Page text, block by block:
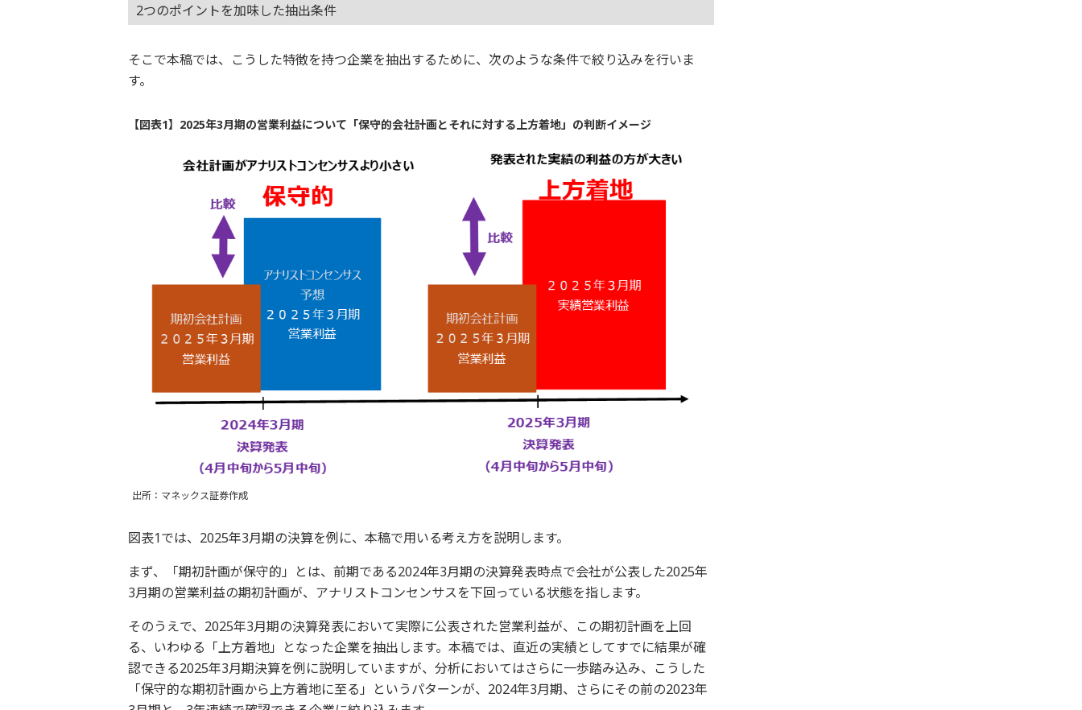
2つのポイントを加味した抽出条件
そこで本稿では、こうした特徴を持つ企業を抽出するために、次のような条件で絞り込みを行いま
す。
【図表1】2025年3月期の営業利益について「保守的会社計画とそれに対する上方着地」の判断イメージ
出所：マネックス証券作成
図表1では、2025年3月期の決算を例に、本稿で用いる考え方を説明します。
まず、「期初計画が保守的」とは、前期である2024年3月期の決算発表時点で会社が公表した2025年
3月期の営業利益の期初計画が、アナリストコンセンサスを下回っている状態を指します。
そのうえで、2025年3月期の決算発表において実際に公表された営業利益が、この期初計画を上回
る、いわゆる「上方着地」となった企業を抽出します。本稿では、直近の実績としてすでに結果が確
認できる2025年3月期決算を例に説明していますが、分析においてはさらに一歩踏み込み、こうした
「保守的な期初計画から上方着地に至る」というパターンが、2024年3月期、さらにその前の2023年